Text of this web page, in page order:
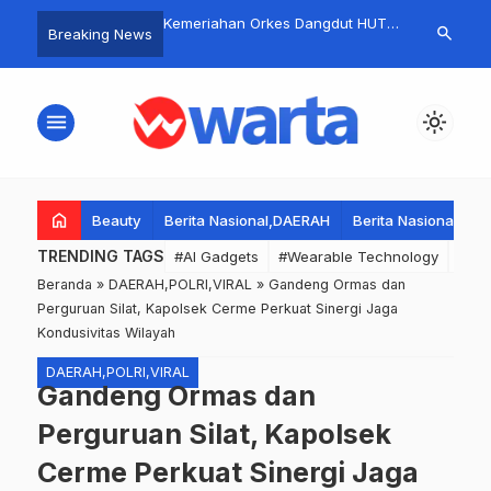
Breaking News
Melalui
Berkah dengan
Kemeriahan Orkes Dangdut HUT
Ratusan
search
menu light_mode
home Beauty Berita Nasional,DAERAH Berita
TRENDING TAGS #AI Gadgets #Wearable Technology
Beranda » DAERAH,POLRI,VIRAL » Gandeng Ormas dan
Perguruan Silat, Kapolsek Cerme Perkuat Sinergi Jaga
Kondusivitas Wilayah
DAERAH,POLRI,VIRAL
Gandeng Ormas dan
Perguruan Silat, Kapolsek
Cerme Perkuat Sinergi Jaga